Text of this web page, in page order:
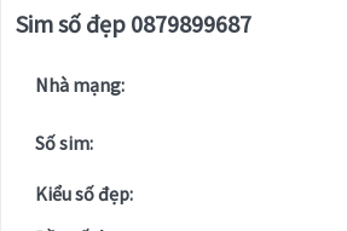
Sim số đẹp 0879899687
Nhà mạng:
Số sim:
Kiểu số đẹp: